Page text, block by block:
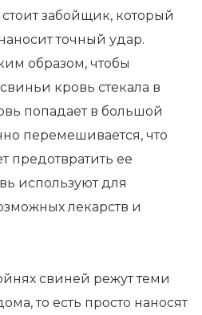
забойщик, который
точный удар.
образом, чтобы
кровь стекала в
попадает в большой
перемешивается, что
предотвратить ее
используют для
лекарств и
свиней режут теми
то есть просто наносят